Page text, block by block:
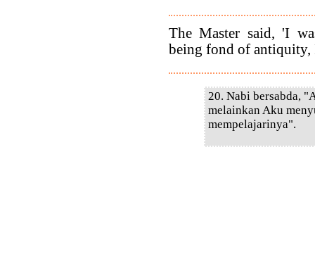
The Master said, 'I
being fond of antiquity,
20. Nabi bersabda,
melainkan Aku
mempelajarinya".